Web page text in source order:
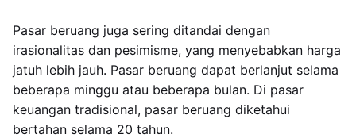
Pasar beruang juga sering ditandai dengan
irasionalitas dan pesimisme, yang menyebabkan harga
jatuh lebih jauh. Pasar beruang dapat berlanjut selama
beberapa minggu atau beberapa bulan. Di pasar
keuangan tradisional, pasar beruang diketahui
bertahan selama 20 tahun.